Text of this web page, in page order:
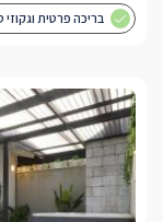
בריכה פרטית